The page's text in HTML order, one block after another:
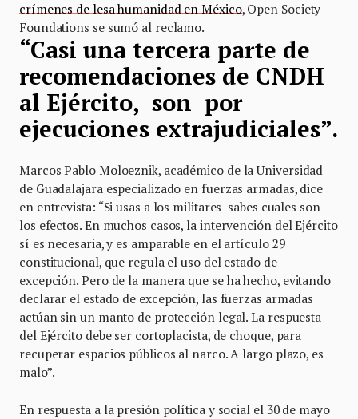
crímenes de lesa humanidad en México, Open Society
Foundations se sumó al reclamo.
“Casi una tercera parte de
recomendaciones de CNDH
al Ejército, son por
ejecuciones extrajudiciales”.
Marcos Pablo Moloeznik, académico de la Universidad
de Guadalajara especializado en fuerzas armadas, dice
en entrevista: “Si usas a los militares sabes cuales son
los efectos. En muchos casos, la intervención del Ejército
sí es necesaria, y es amparable en el artículo 29
constitucional, que regula el uso del estado de
excepción. Pero de la manera que se ha hecho, evitando
declarar el estado de excepción, las fuerzas armadas
actúan sin un manto de protección legal. La respuesta
del Ejército debe ser cortoplacista, de choque, para
recuperar espacios públicos al narco. A largo plazo, es
malo”.
En respuesta a la presión política y social el 30 de mayo